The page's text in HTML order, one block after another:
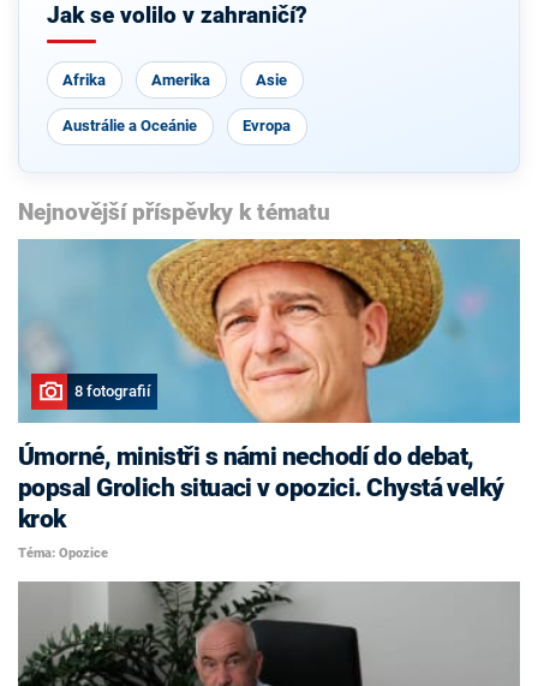
Jak se volilo v zahraničí?
Afrika Amerika Asie
Austrálie a Oceánie Evropa
Nejnovější příspěvky k tématu
8 fotografií
Úmorné, ministři s námi nechodí do debat,
popsal Grolich situaci v opozici. Chystá velký
krok
Téma: Opozice